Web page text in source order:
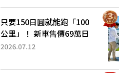
日圓就能跑100公里」「小
朋友坐得...
只要150日圓就能跑「100
公里」！ 新車售價69萬日
圓的「3人座」Trike大受歡
為何能迅速熱賣？
2026.07.12